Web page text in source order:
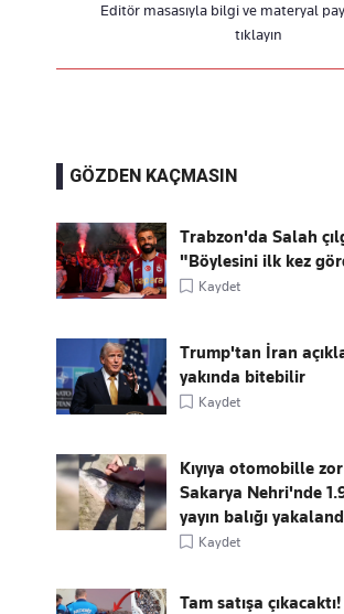
Editör masasıyla bilgi ve materyal
tıklayın
GÖZDEN KAÇMASIN
Trabzon'da Salah
"Böylesini ilk kez
Kaydet
Trump'tan İran
yakında bitebilir
Kaydet
Kıyıya otomobille
Sakarya Nehri'nde
yayın balığı
Kaydet
Tam satışa